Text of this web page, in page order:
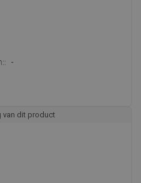
-
van dit product